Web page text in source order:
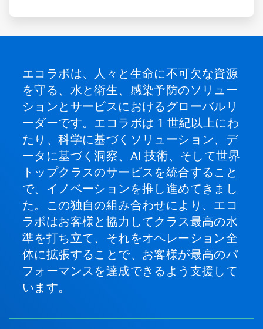
エコラボは、人々と生命に不可欠な資源
を守る、水と衛生、感染予防のソリュー
ションとサービスにおけるグローバルリ
ーダーです。エコラボは 1 世紀以上にわ
たり、科学に基づくソリューション、デ
ータに基づく洞察、AI 技術、そして世界
トップクラスのサービスを統合すること
で、イノベーションを推し進めてきまし
た。この独自の組み合わせにより、エコ
ラボはお客様と協力してクラス最高の水
準を打ち立て、それをオペレーション全
体に拡張することで、お客様が最高のパ
フォーマンスを達成できるよう支援して
います。